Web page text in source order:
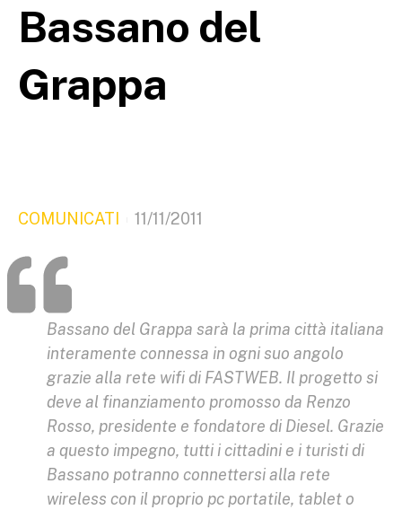
Bassano del
Grappa
COMUNICATI 11/11/2011
Bassano del Grappa sarà la prima città italiana
interamente connessa in ogni suo angolo
grazie alla rete wifi di FASTWEB. Il progetto si
deve al finanziamento promosso da Renzo
Rosso, presidente e fondatore di Diesel. Grazie
a questo impegno, tutti i cittadini e i turisti di
Bassano potranno connettersi alla rete
wireless con il proprio pc portatile, tablet o